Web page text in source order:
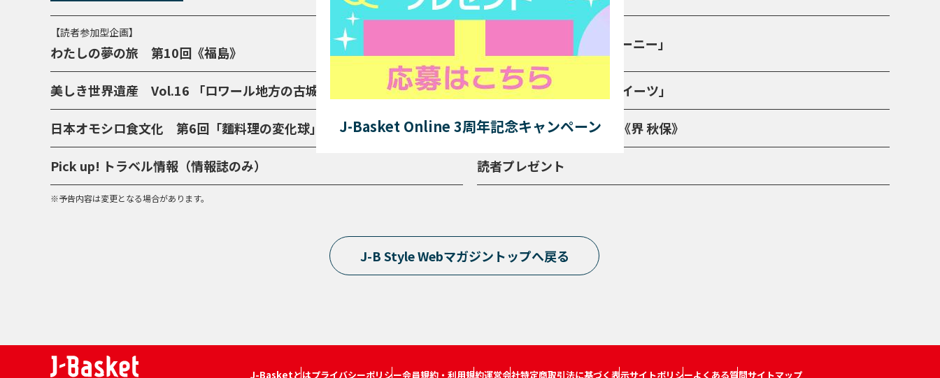
【読者参加型企画】
わたしの夢の旅 第10回《福島》 Vol.2「ウェルネス・ジャーニー」
美しき世界遺産 Vol.16 「ロワール地方の古城」（フランス） Vol.2「四季のときめきスイーツ」
日本オモシロ食文化 第6回「麵料理の変化球」 名湯の宿に遊ぶ 第10回《界 秋保》
Pick up! トラベル情報（情報誌のみ） 読者プレゼント
※予告内容は変更となる場合があります。
J-B Style Webマガジントップへ戻る
J-Basketとはプライバシーポリシー会員規約・利用規約運営会社特定商取引法に基づく表示サイトポリシーよくある質問サイトマップ
J-Basket Online 3周年記念キャンペーン